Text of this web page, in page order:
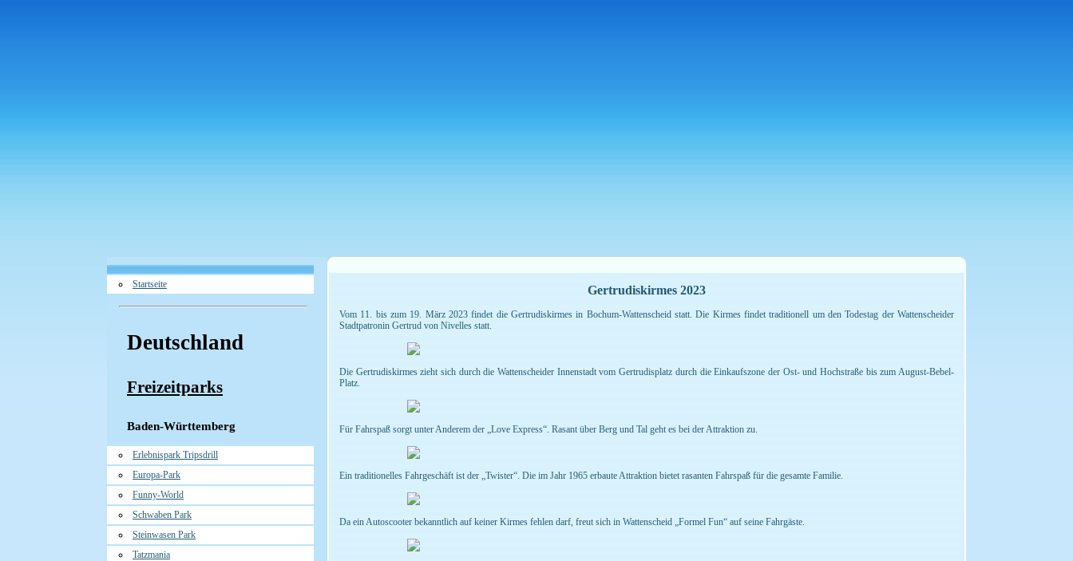
Startseite
Deutschland
Freizeitparks
Baden-Württemberg
Erlebnispark Tripsdrill
Europa-Park
Funny-World
Schwaben Park
Steinwasen Park
Tatzmania
Gertrudiskirmes 2023
Vom 11. bis zum 19. März 2023 findet die Gertrudiskirmes in Bochum-Wattenscheid statt. Die Kirmes findet traditionell um den Todestag der Wattenscheider
Stadtpatronin Gertrud von Nivelles statt.
Die Gertrudiskirmes zieht sich durch die Wattenscheider Innenstadt vom Gertrudisplatz durch die Einkaufszone der Ost- und Hochstraße bis zum August-Bebel-
Platz.
Für Fahrspaß sorgt unter Anderem der „Love Express“. Rasant über Berg und Tal geht es bei der Attraktion zu.
Ein traditionelles Fahrgeschäft ist der „Twister“. Die im Jahr 1965 erbaute Attraktion bietet rasanten Fahrspaß für die gesamte Familie.
Da ein Autoscooter bekanntlich auf keiner Kirmes fehlen darf, freut sich in Wattenscheid „Formel Fun“ auf seine Fahrgäste.